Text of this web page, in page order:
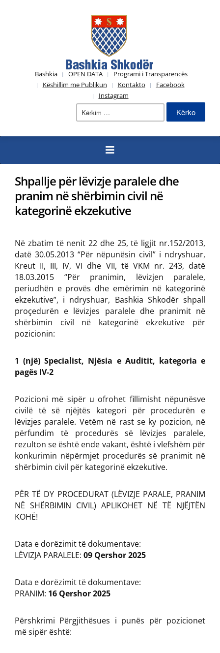
Bashkia OPEN DATA
Programi i Transparencës
Këshillim me Publikun
Kontakto
Facebook
Instagram
Kërko
Shpallje për lëvizje paralele dhe
pranim në shërbimin civil në
kategorinë ekzekutive
Në zbatim të nenit 22 dhe 25, të ligjit nr.152/2013,
datë 30.05.2013 “Për nëpunësin civil” i ndryshuar,
Kreut II, III, IV, VI dhe VII, të VKM nr. 243, datë
18.03.2015 “Për pranimin, lëvizjen paralele,
periudhën e provës dhe emërimin në kategorinë
ekzekutive”, i ndryshuar, Bashkia Shkodër shpall
proçedurën e lëvizjes paralele dhe pranimit në
shërbimin civil në kategorinë ekzekutive për
pozicionin:
1 (një) Specialist, Njësia e Auditit, kategoria e
pagës IV-2
Pozicioni më sipër u ofrohet fillimisht nëpunësve
civilë të së njëjtës kategori për procedurën e
lëvizjes paralele. Vetëm në rast se ky pozicion, në
përfundim të procedurës së lëvizjes paralele,
rezulton se është ende vakant, është i vlefshëm për
konkurimin nëpërmjet procedurës së pranimit në
shërbimin civil për kategorinë ekzekutive.
PËR TË DY PROCEDURAT (LËVIZJE PARALE, PRANIM
NË SHËRBIMIN CIVIL) APLIKOHET NË TË NJËJTËN
KOHË!
Data e dorëzimit të dokumentave:
LËVIZJA PARALELE: 09 Qershor 2025
Data e dorëzimit të dokumentave:
PRANIM: 16 Qershor 2025
Përshkrimi Përgjithësues i punës për pozicionet
më sipër është: